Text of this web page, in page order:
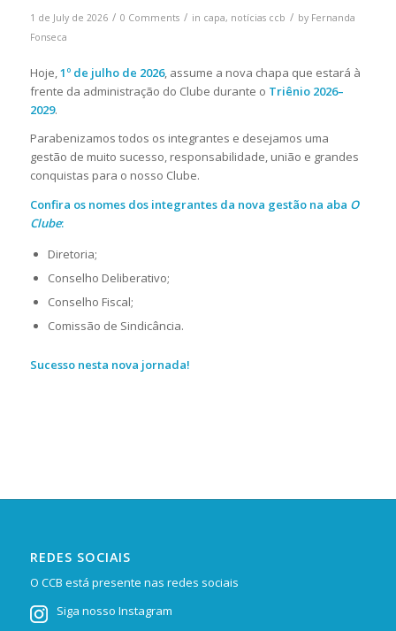
1 de July de 2026 / 0 Comments / in capa, notícias ccb / by Fernanda
Fonseca
Hoje,1º de julho de 2026, assume a nova chapa que estará à
frente da administração do Clube durante o Triênio 2026–
2029.
Parabenizamos todos os integrantes e desejamos uma
gestão de muito sucesso, responsabilidade, união e grandes
conquistas para o nosso Clube.
Confira os nomes dos integrantes da nova gestão na aba O
Clube:
Diretoria;
Conselho Deliberativo;
Conselho Fiscal;
Comissão de Sindicância.
Sucesso nesta nova jornada!
REDES SOCIAIS
O CCB está presente nas redes sociais
Siga nosso Instagram